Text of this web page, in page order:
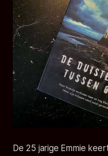
De 25 jarige Emmie